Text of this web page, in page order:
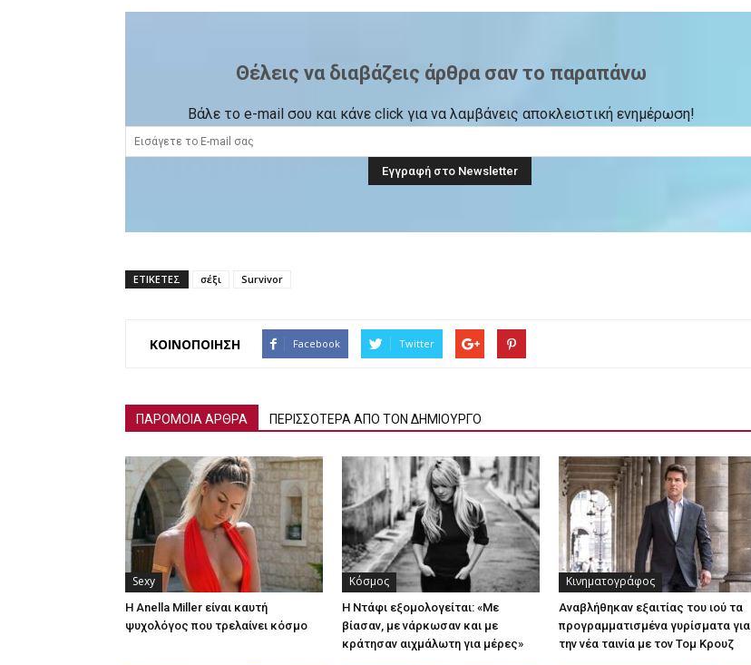
Θέλεις να διαβάζεις άρθρα σαν το παραπάνω
Βάλε το e-mail σου και κάνε click για να λαμβάνεις αποκλειστική ενημέρωση!
ΕΤΙΚΕΤΕΣ σέξι Survivor
ΚΟΙΝΟΠΟΙΗΣΗ Facebook Twitter
ΠΑΡΟΜΟΙΑ ΑΡΘΡΑ ΠΕΡΙΣΣΟΤΕΡΑ ΑΠΟ ΤΟΝ ΔΗΜΙΟΥΡΓΟ
Sexy
Η Anella Miller είναι καυτή
ψυχολόγος που τρελαίνει κόσμο
Κόσμος
H Ντάφι εξομολογείται: «Με
βίασαν, με νάρκωσαν και με
κράτησαν αιχμάλωτη για μέρες»
Κινηματογράφος
Αναβλήθηκαν εξαιτίας του ιού τα
προγραμματισμένα γυρίσματα για
την νέα ταινία με τον Τομ Κρουζ